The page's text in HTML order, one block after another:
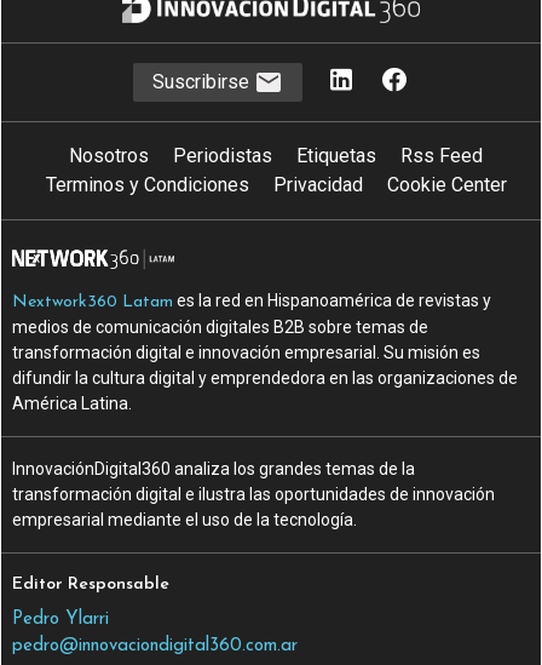
Suscribirse
Nosotros Periodistas Etiquetas
Rss Feed
Terminos y Condiciones
Privacidad Cookie Center
Nextwork360 Latam es la red en Hispanoamérica de revistas y
medios de comunicación digitales B2B sobre temas de
transformación digital e innovación empresarial. Su misión es
difundir la cultura digital y emprendedora en las organizaciones de
América Latina.
InnovaciónDigital360 analiza los grandes temas de la
transformación digital e ilustra las oportunidades de innovación
empresarial mediante el uso de la tecnología.
Editor Responsable
Pedro Ylarri
pedro@innovaciondigital360.com.ar